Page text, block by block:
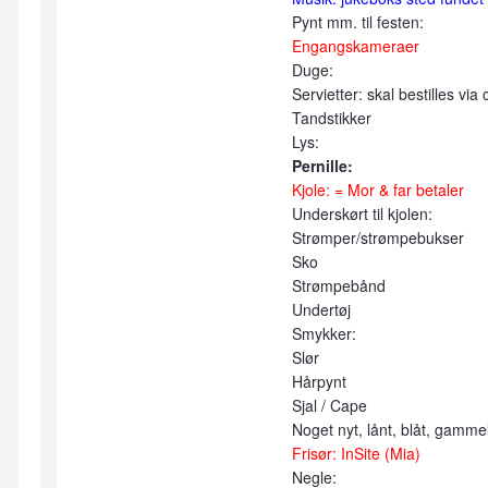
Pynt mm. til festen:
Engangskameraer
Duge:
Servietter: skal bestilles via
Tandstikker
Lys:
Pernille:
Kjole: = Mor & far betaler
Underskørt til kjolen:
Strømper/strømpebukser
Sko
Strømpebånd
Undertøj
Smykker:
Slør
Hårpynt
Sjal / Cape
Noget nyt, lånt, blåt,
Frisør: InSite (Mia)
Negle: